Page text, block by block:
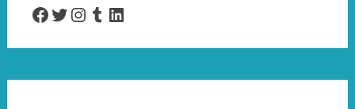
Facebook
Twitter
Instagram
Tumblr
LinkedIn